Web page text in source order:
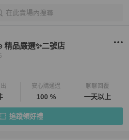
在此賣場內搜尋
精品嚴選✨二號店
安心購通過
100 %
聊聊回覆
一天以上
追蹤領好禮